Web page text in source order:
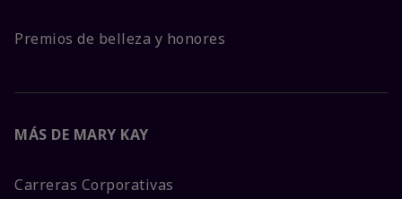
Premios de belleza y honores
MÁS DE MARY KAY
Carreras Corporativas